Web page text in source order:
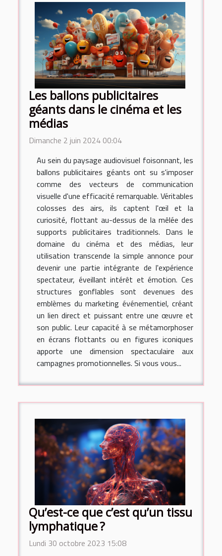
Les ballons publicitaires
géants dans le cinéma et les
médias
Dimanche 2 juin 2024 00:04
Au sein du paysage audiovisuel foisonnant, les
ballons publicitaires géants ont su s'imposer
comme des vecteurs de communication
visuelle d'une efficacité remarquable. Véritables
colosses des airs, ils captent l'œil et la
curiosité, flottant au-dessus de la mêlée des
supports publicitaires traditionnels. Dans le
domaine du cinéma et des médias, leur
utilisation transcende la simple annonce pour
devenir une partie intégrante de l'expérience
spectateur, éveillant intérêt et émotion. Ces
structures gonflables sont devenues des
emblèmes du marketing événementiel, créant
un lien direct et puissant entre une œuvre et
son public. Leur capacité à se métamorphoser
en écrans flottants ou en figures iconiques
apporte une dimension spectaculaire aux
campagnes promotionnelles. Si vous vous...
Qu’est-ce que c’est qu’un tissu
lymphatique ?
Lundi 30 octobre 2023 15:08